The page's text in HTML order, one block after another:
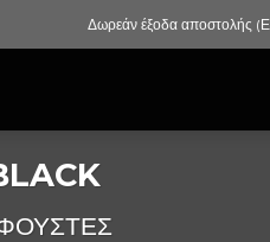
Δωρεάν έξοδα αποστολής